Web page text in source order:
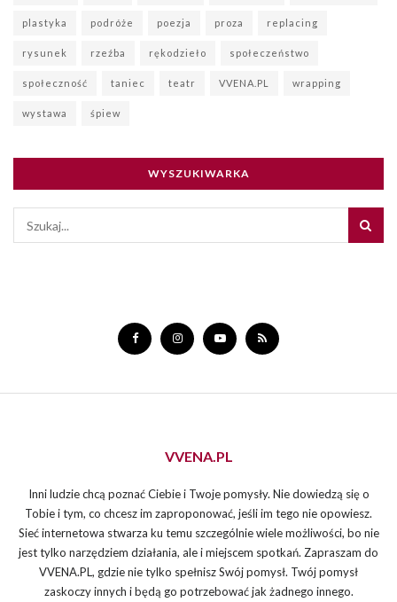
plastyka podróże poezja proza replacing
rysunek rzeźba rękodzieło społeczeństwo
społeczność taniec teatr VVENA.PL wrapping
wystawa śpiew
WYSZUKIWARKA
VVENA.PL
Inni ludzie chcą poznać Ciebie i Twoje pomysły. Nie dowiedzą się o
Tobie i tym, co chcesz im zaproponować, jeśli im tego nie opowiesz.
Sieć internetowa stwarza ku temu szczególnie wiele możliwości, bo nie
jest tylko narzędziem działania, ale i miejscem spotkań. Zapraszam do
VVENA.PL, gdzie nie tylko spełnisz Swój pomysł. Twój pomysł
zaskoczy innych i będą go potrzebować jak żadnego innego.